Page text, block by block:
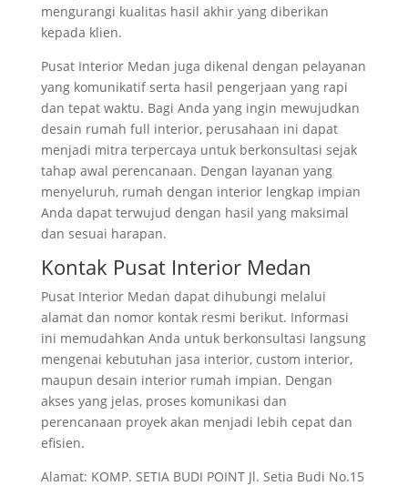
mengurangi kualitas hasil akhir yang diberikan
kepada klien.
Pusat Interior Medan juga dikenal dengan pelayanan
yang komunikatif serta hasil pengerjaan yang rapi
dan tepat waktu. Bagi Anda yang ingin mewujudkan
desain rumah full interior, perusahaan ini dapat
menjadi mitra terpercaya untuk berkonsultasi sejak
tahap awal perencanaan. Dengan layanan yang
menyeluruh, rumah dengan interior lengkap impian
Anda dapat terwujud dengan hasil yang maksimal
dan sesuai harapan.
Kontak Pusat Interior Medan
Pusat Interior Medan dapat dihubungi melalui
alamat dan nomor kontak resmi berikut. Informasi
ini memudahkan Anda untuk berkonsultasi langsung
mengenai kebutuhan jasa interior, custom interior,
maupun desain interior rumah impian. Dengan
akses yang jelas, proses komunikasi dan
perencanaan proyek akan menjadi lebih cepat dan
efisien.
Alamat: KOMP. SETIA BUDI POINT Jl. Setia Budi No.15